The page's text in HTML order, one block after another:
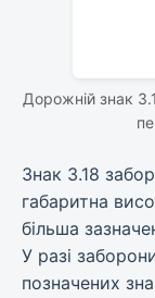
Дорожній знак
Знак 3.18
габаритна
більша
У разі
позначених